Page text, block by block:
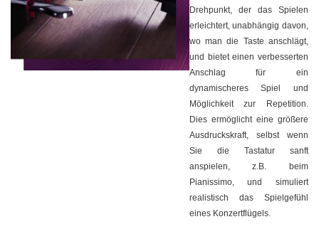
Drehpunkt, der das Spielen
erleichtert, unabhängig davon,
wo man die Taste anschlägt,
und bietet einen verbesserten
Anschlag für ein
dynamischeres Spiel und
Möglichkeit zur Repetition.
Dies ermöglicht eine größere
Ausdruckskraft, selbst wenn
Sie die Tastatur sanft
anspielen, z.B. beim
Pianissimo, und simuliert
realistisch das Spielgefühl
eines Konzertflügels.